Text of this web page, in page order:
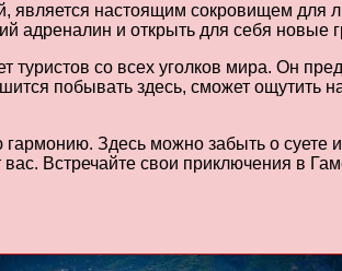
является настоящим сокровищем для
адреналин и открыть для себя новые
туристов со всех уголков мира. Он
побывать здесь, сможет
Здесь можно забыть о суете
Встречайте свои приключения в